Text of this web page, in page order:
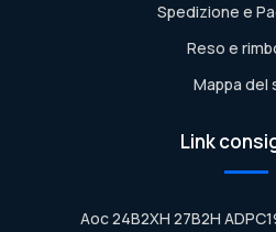
Spedizione e
Reso e
Mappa del
Link
Aoc 24B2XH 27B2H